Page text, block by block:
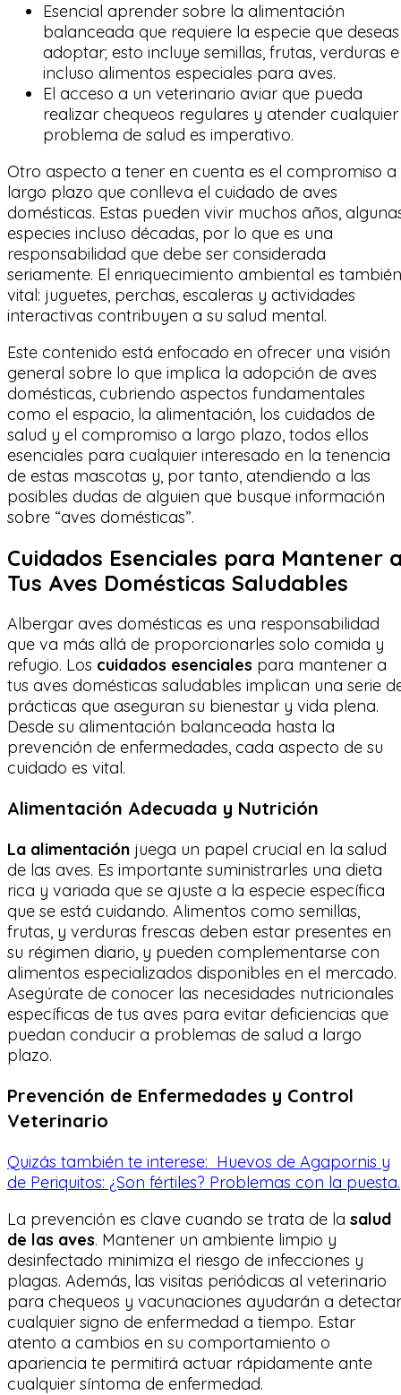
Esencial aprender sobre la alimentación
balanceada que requiere la especie que deseas
adoptar; esto incluye semillas, frutas, verduras e
incluso alimentos especiales para aves.
El acceso a un veterinario aviar que pueda
realizar chequeos regulares y atender cualquier
problema de salud es imperativo.
Otro aspecto a tener en cuenta es el compromiso a
largo plazo que conlleva el cuidado de aves
domésticas. Estas pueden vivir muchos años,
especies incluso décadas, por lo que es una
responsabilidad que debe ser considerada
seriamente. El enriquecimiento ambiental es también
vital: juguetes, perchas, escaleras y actividades
interactivas contribuyen a su salud mental.
Este contenido está enfocado en ofrecer una visión
general sobre lo que implica la adopción de aves
domésticas, cubriendo aspectos fundamentales
como el espacio, la alimentación, los cuidados de
salud y el compromiso a largo plazo, todos ellos
esenciales para cualquier interesado en la tenencia
de estas mascotas y, por tanto, atendiendo a las
posibles dudas de alguien que busque información
sobre “aves domésticas”.
Cuidados Esenciales para Mantener
Tus Aves Domésticas Saludables
Albergar aves domésticas es una responsabilidad
que va más allá de proporcionarles solo comida y
refugio. Los cuidados esenciales para mantener a
tus aves domésticas saludables implican una serie
prácticas que aseguran su bienestar y vida plena.
Desde su alimentación balanceada hasta la
prevención de enfermedades, cada aspecto de su
cuidado es vital.
Alimentación Adecuada y Nutrición
La alimentación juega un papel crucial en la salud
de las aves. Es importante suministrarles una dieta
rica y variada que se ajuste a la especie específica
que se está cuidando. Alimentos como semillas,
frutas, y verduras frescas deben estar presentes en
su régimen diario, y pueden complementarse con
alimentos especializados disponibles en el mercado.
Asegúrate de conocer las necesidades nutricionales
específicas de tus aves para evitar deficiencias que
puedan conducir a problemas de salud a largo
plazo.
Prevención de Enfermedades y Control
Veterinario
Quizás también te interese: Huevos de Agapornis y
de Periquitos: ¿Son fértiles? Problemas con la puesta.
La prevención es clave cuando se trata de la salud
de las aves. Mantener un ambiente limpio y
desinfectado minimiza el riesgo de infecciones y
plagas. Además, las visitas periódicas al veterinario
para chequeos y vacunaciones ayudarán a detectar
cualquier signo de enfermedad a tiempo. Estar
atento a cambios en su comportamiento o
apariencia te permitirá actuar rápidamente ante
cualquier síntoma de enfermedad.